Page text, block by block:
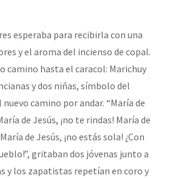
la Humanidad. (Las poblaciones y
saiba! Nossas lutas pela
el CNI: 30 años de Resistencia y
esperaba para recibirla con una
y el aroma del incienso de copal.
camino hasta el caracol: Marichuy
y dos niñas, símbolo del
camino por andar. “María de
de Jesús, ¡no te rindas! María de
de Jesús, ¡no estás sola! ¿Con
gritaban dos jóvenas junto a
y los zapatistas repetían en coro y